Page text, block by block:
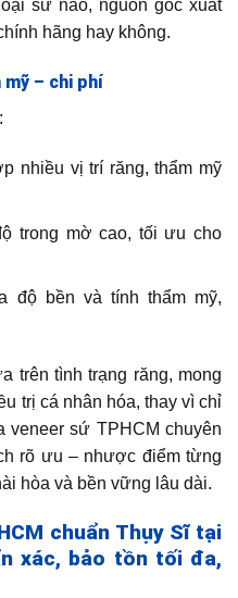
sứ nào, nguồn gốc xuất
hãng hay không.
mỹ – chi phí
nhiều vị trí răng, thẩm mỹ
trong mờ cao, tối ưu cho
độ bền và tính thẩm mỹ,
trên tình trạng răng, mong
trị cá nhân hóa, thay vì chỉ
veneer sứ TPHCM chuyên
rõ ưu – nhược điểm từng
hòa và bền vững lâu dài.
chuẩn Thụy Sĩ tại
xác, bảo tồn tối đa,